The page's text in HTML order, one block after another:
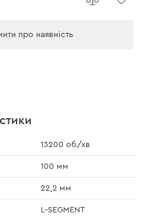
про наявність
13200 об/хв
100 мм
22,2 мм
L‑SEGMENT